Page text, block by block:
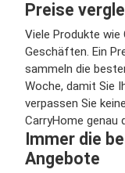
Preise
Viele Produkte wie
Geschäften. Ein
sammeln die
Woche, damit Sie
verpassen Sie
CarryHome genau
Immer die
Angebote